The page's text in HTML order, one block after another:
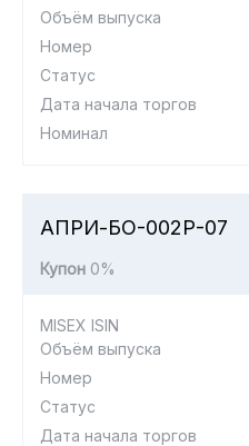
Объём выпуска
Номер
Статус
Дата начала торгов
Номинал
АПРИ-БО-002Р-07
Купон 0%
MISEX ISIN
Объём выпуска
Номер
Статус
Дата начала торгов